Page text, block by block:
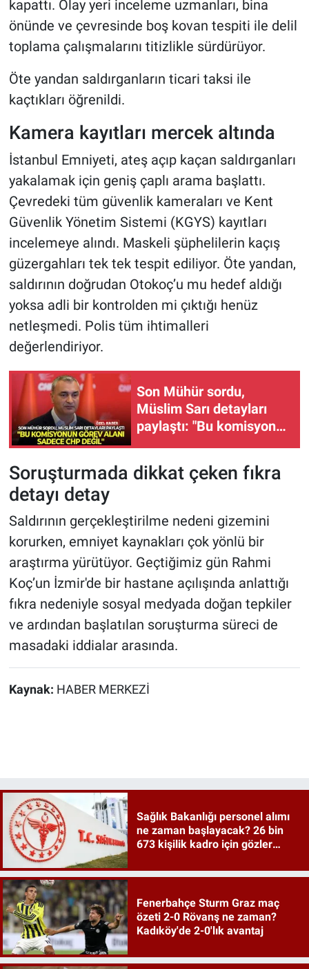
kapattı. Olay yeri inceleme uzmanları, bina
önünde ve çevresinde boş kovan tespiti ile delil
toplama çalışmalarını titizlikle sürdürüyor.
Öte yandan saldırganların ticari taksi ile
kaçtıkları öğrenildi.
Kamera kayıtları mercek altında
İstanbul Emniyeti, ateş açıp kaçan saldırganları
yakalamak için geniş çaplı arama başlattı.
Çevredeki tüm güvenlik kameraları ve Kent
Güvenlik Yönetim Sistemi (KGYS) kayıtları
incelemeye alındı. Maskeli şüphelilerin kaçış
güzergahları tek tek tespit ediliyor. Öte yandan,
saldırının doğrudan Otokoç’u mu hedef aldığı
yoksa adli bir kontrolden mi çıktığı henüz
netleşmedi. Polis tüm ihtimalleri
değerlendiriyor.
Son Mühür sordu,
Müslim Sarı detayları
paylaştı: "Bu komisyonun
değil"
Soruşturmada dikkat çeken fıkra
detayı detay
Saldırının gerçekleştirilme nedeni gizemini
korurken, emniyet kaynakları çok yönlü bir
araştırma yürütüyor. Geçtiğimiz gün Rahmi
Koç’un İzmir'de bir hastane açılışında anlattığı
fıkra nedeniyle sosyal medyada doğan tepkiler
ve ardından başlatılan soruşturma süreci de
masadaki iddialar arasında.
Kaynak: HABER MERKEZİ
Sağlık Bakanlığı personel alımı
ne zaman başlayacak? 26 bin
673 kişilik kadro için gözler
Fenerbahçe Sturm Graz maç
özeti 2-0 Rövanş ne zaman?
Kadıköy'de 2-0'lık avantaj